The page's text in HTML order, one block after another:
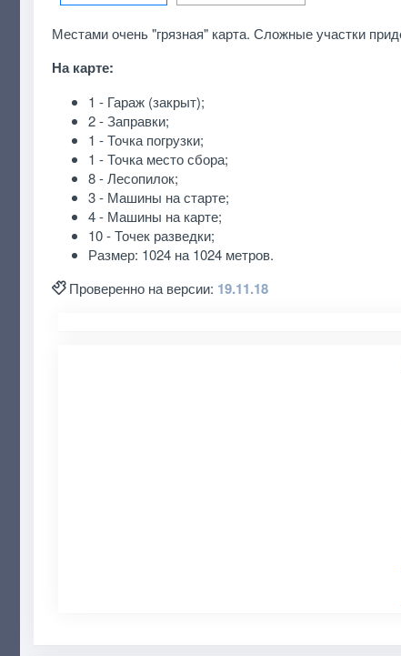
Местами очень "грязная" карта. Сложные участки
На карте:
1 - Гараж (закрыт);
2 - Заправки;
1 - Точка погрузки;
1 - Точка место сбора;
8 - Лесопилок;
3 - Машины на старте;
4 - Машины на карте;
10 - Точек разведки;
Размер: 1024 на 1024 метров.
Проверенно на версии: 19.11.18